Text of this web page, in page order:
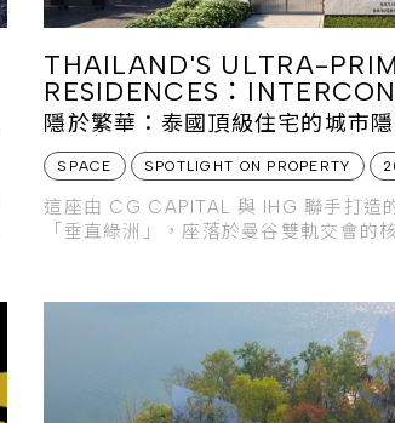
THAILAND'S ULTRA-
RESIDENCES：
RESIDENCES BANGKOK
隱於繁華：泰國頂級住宅的城市
谷指標都會公園優雅共生
SPACE SPOTLIGHT ON PROPERTY
這座由 CG CAPITAL 與 IHG 聯手打造
「垂直綠洲」，座落於曼谷雙軌交會的